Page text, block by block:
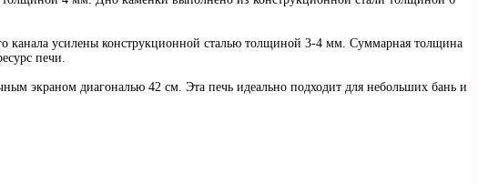
канала усилены конструкционной сталью толщиной 3-4 мм. Суммарная толщина
печи.
экраном диагональю 42 см. Эта печь идеально подходит для небольших бань и